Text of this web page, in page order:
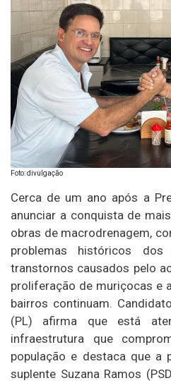
Foto: divulgação
Cerca de um ano após a
anunciar a conquista de
obras de macrodrenagem,
problemas históricos
transtornos causados pelo
proliferação de muriçocas e
bairros continuam.
(PL) afirma que está
infraestrutura que
população e destaca que a
suplente Suzana Ramos